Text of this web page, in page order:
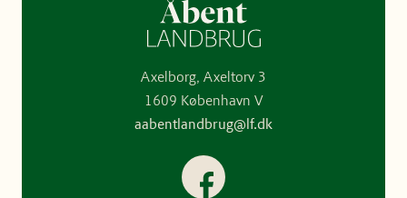
Axelborg, Axeltorv 3
1609 København V
aabentlandbrug@lf.dk